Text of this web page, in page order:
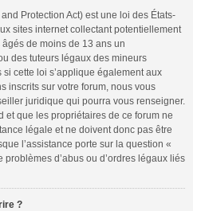
Protection Act) est une loi des États-
sites internet collectant potentiellement
de moins de 13 ans un
des tuteurs légaux des mineurs
cette loi s’applique également aux
inscrits sur votre forum, nous vous
juridique qui pourra vous renseigner.
et que les propriétaires de ce forum ne
légale et ne doivent donc pas être
l’assistance porte sur la question «
d’abus ou d’ordres légaux liés
?